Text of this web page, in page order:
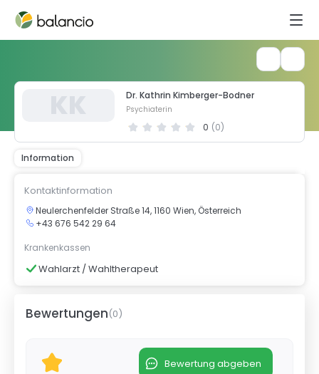
Dr. Kathrin Kimberger-Bodner
Psychiaterin
0 (0)
Information
Kontaktinformation
Neulerchenfelder Straße 14, 1160 Wien, Österreich
+43 676 542 29 64
Krankenkassen
Wahlarzt / Wahltherapeut
Bewertungen(0)
Bewertung abgeben